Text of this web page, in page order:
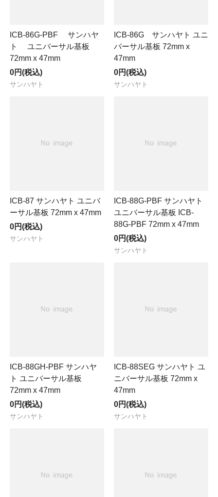
ICB-86G-PBF サンハヤ
ト ユニバーサル基板
72mm x 47mm
0円(税込)
サンハヤト
ICB-86G サンハヤト ユニ
バーサル基板 72mm x
47mm
0円(税込)
サンハヤト
ICB-87 サンハヤト ユニバ
ーサル基板 72mm x 47mm
0円(税込)
サンハヤト
ICB-88G-PBF サンハヤト
ユニバーサル基板 ICB-
88G-PBF 72mm x 47mm
0円(税込)
サンハヤト
ICB-88GH-PBF サンハヤ
ト ユニバーサル基板
72mm x 47mm
0円(税込)
サンハヤト
ICB-88SEG サンハヤト ユ
ニバーサル基板 72mm x
47mm
0円(税込)
サンハヤト